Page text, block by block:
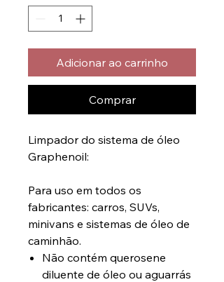
Adicionar ao carrinho
Comprar
Limpador do sistema de óleo
Graphenoil:
Para uso em todos os
fabricantes: carros, SUVs,
minivans e sistemas de óleo de
caminhão.
Não contém querosene
diluente de óleo ou aguarrás